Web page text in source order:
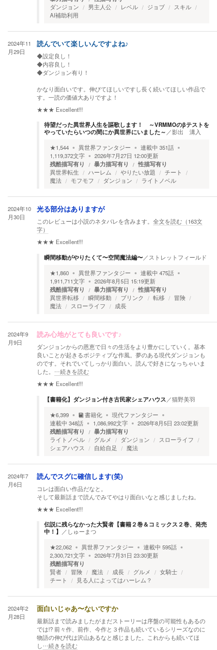
ダンジョン 男主人公 レベル ジョブ
スキル
AI補助利用
2024年11
月29日
読んでいて楽しいんですよね♪
◆設定良し！
◆内容良し！
◆ダンジョン有り！
かなり面白いです。伸びてほしいですし長く続いてほしい作品で
す。一読の価値大ありですよ！
★★★ Excellent!!!
待望だった異世界人生を謳歌します！ ～VRMMOのβテストを
やっていたらいつの間にか異世界にいました～ ／影出 溝入
★1,544 異世界ファンタジー 連載中 351話
1,119,372文字 2026年7月27日 12:00更新
残酷描写有り 暴力描写有り 性描写有り
異世界転生 ハーレム やりたい放題
チート
魔法
モフモフ ダンジョン ライトノベル
2024年10
月30日
光る部分はありますが
このレビューは小説のネタバレを含みます。 全文を読む（163文
字）
★★★ Excellent!!!
瞬間移動がやりたくて〜空間魔法編〜／ ストレットフィールド
★1,860 異世界ファンタジー 連載中 475話
1,911,711文字 2026年8月5日 15:19更新
残酷描写有り 暴力描写有り 性描写有り
異世界転移 瞬間移動 ブリンク 転移
冒険
魔法
スローライフ 成長
2024年9
月9日
読み心地がとても良いです♪
ダンジョンからの恩恵で日々の生活をより豊かにしていく。基本
良いことが起きるボジティブな作風。夢のある現代ダンジョンも
のです。それでいてしっかり面白い。読んで好きになっちゃいま
した。 …続きを読む
★★★ Excellent!!!
【書籍化】ダンジョン付き古民家シェアハウス ／猫野美羽
★6,399 書籍化
現代ファンタジー
連載中 348話 1,086,992文字 2026年8月5日 23:02更新
残酷描写有り 暴力描写有り
ライトノベル グルメ ダンジョン
スローライフ
シェアハウス
自給自足 魔法
2024年7
月6日
読んでスグに確信します(笑)
コレは面白い作品だなと。
そして最新話まで読んでみてやはり面白いなと感じましたね。
★★★ Excellent!!!
伝説に残らなかった大賢者【書籍２巻＆コミックス２巻、発売
中！】
／ しゅーまつ
★22,062 異世界ファンタジー 連載中 595話
2,300,721文字 2026年7月31日 23:30更新
残酷描写有り
賢者 冒険 魔法 成長 グルメ
女騎士
チート
見る人によってはハーレム？
2024年2
月28日
面白いじゃあ〜ないですか
最新話まで読みましたがまだストーリーは序盤の可能性もあるの
では!? 前々作、前作、今作と３作品も続いているシリーズなのに
物語の伸び代は沢山あるなと感じました。これからも続いてほ
し…続きを読む